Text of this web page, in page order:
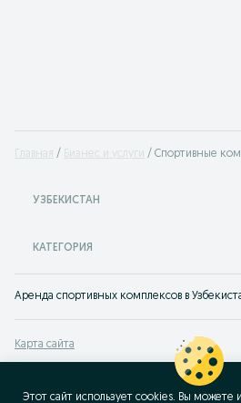
Главная Бизнес и услуги Спортивные
УЗБЕКИСТАН
КАТЕГОРИЯ
Карта сайта
Карта бизнес-страницы
Этот сайт использует cookies. Вы можете